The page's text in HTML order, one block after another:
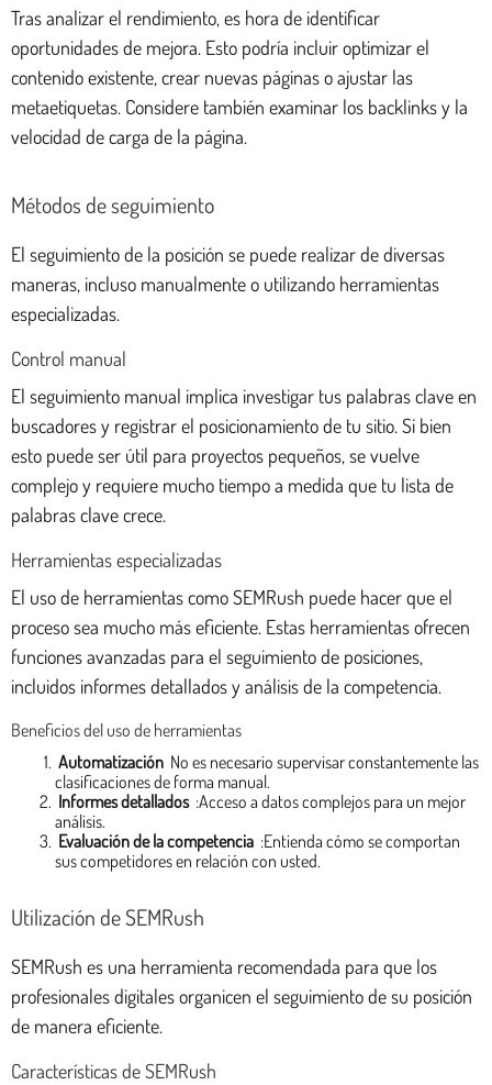
Tras analizar el rendimiento, es hora de identificar
oportunidades de mejora. Esto podría incluir optimizar el
contenido existente, crear nuevas páginas o ajustar las
metaetiquetas. Considere también examinar los backlinks y la
velocidad de carga de la página.
Métodos de seguimiento
El seguimiento de la posición se puede realizar de diversas
maneras, incluso manualmente o utilizando herramientas
especializadas.
Control manual
El seguimiento manual implica investigar tus palabras clave en
buscadores y registrar el posicionamiento de tu sitio. Si bien
esto puede ser útil para proyectos pequeños, se vuelve
complejo y requiere mucho tiempo a medida que tu lista de
palabras clave crece.
Herramientas especializadas
El uso de herramientas como SEMRush puede hacer que el
proceso sea mucho más eficiente. Estas herramientas ofrecen
funciones avanzadas para el seguimiento de posiciones,
incluidos informes detallados y análisis de la competencia.
Beneficios del uso de herramientas
Automatización No es necesario supervisar constantemente las
clasificaciones de forma manual.
Informes detallados :Acceso a datos complejos para un mejor
análisis.
Evaluación de la competencia :Entienda cómo se comportan
sus competidores en relación con usted.
Utilización de SEMRush
SEMRush es una herramienta recomendada para que los
profesionales digitales organicen el seguimiento de su posición
de manera eficiente.
Características de SEMRush